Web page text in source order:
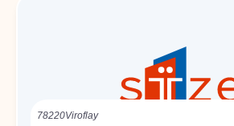
78220Viroflay